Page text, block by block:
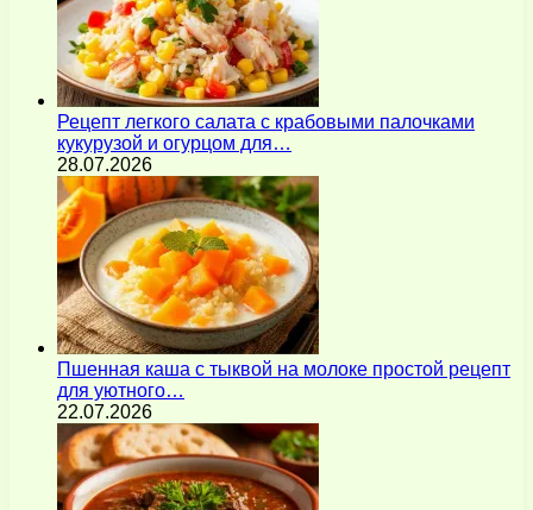
Рецепт легкого салата с крабовыми палочками
кукурузой и огурцом для…
28.07.2026
Пшенная каша с тыквой на молоке простой рецепт
для уютного…
22.07.2026